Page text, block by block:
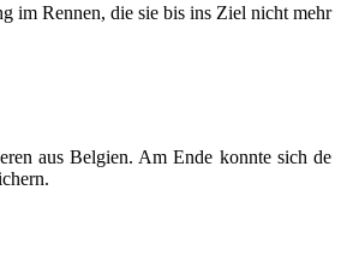
im Rennen, die sie bis ins Ziel nicht mehr
aus Belgien. Am Ende konnte sich de